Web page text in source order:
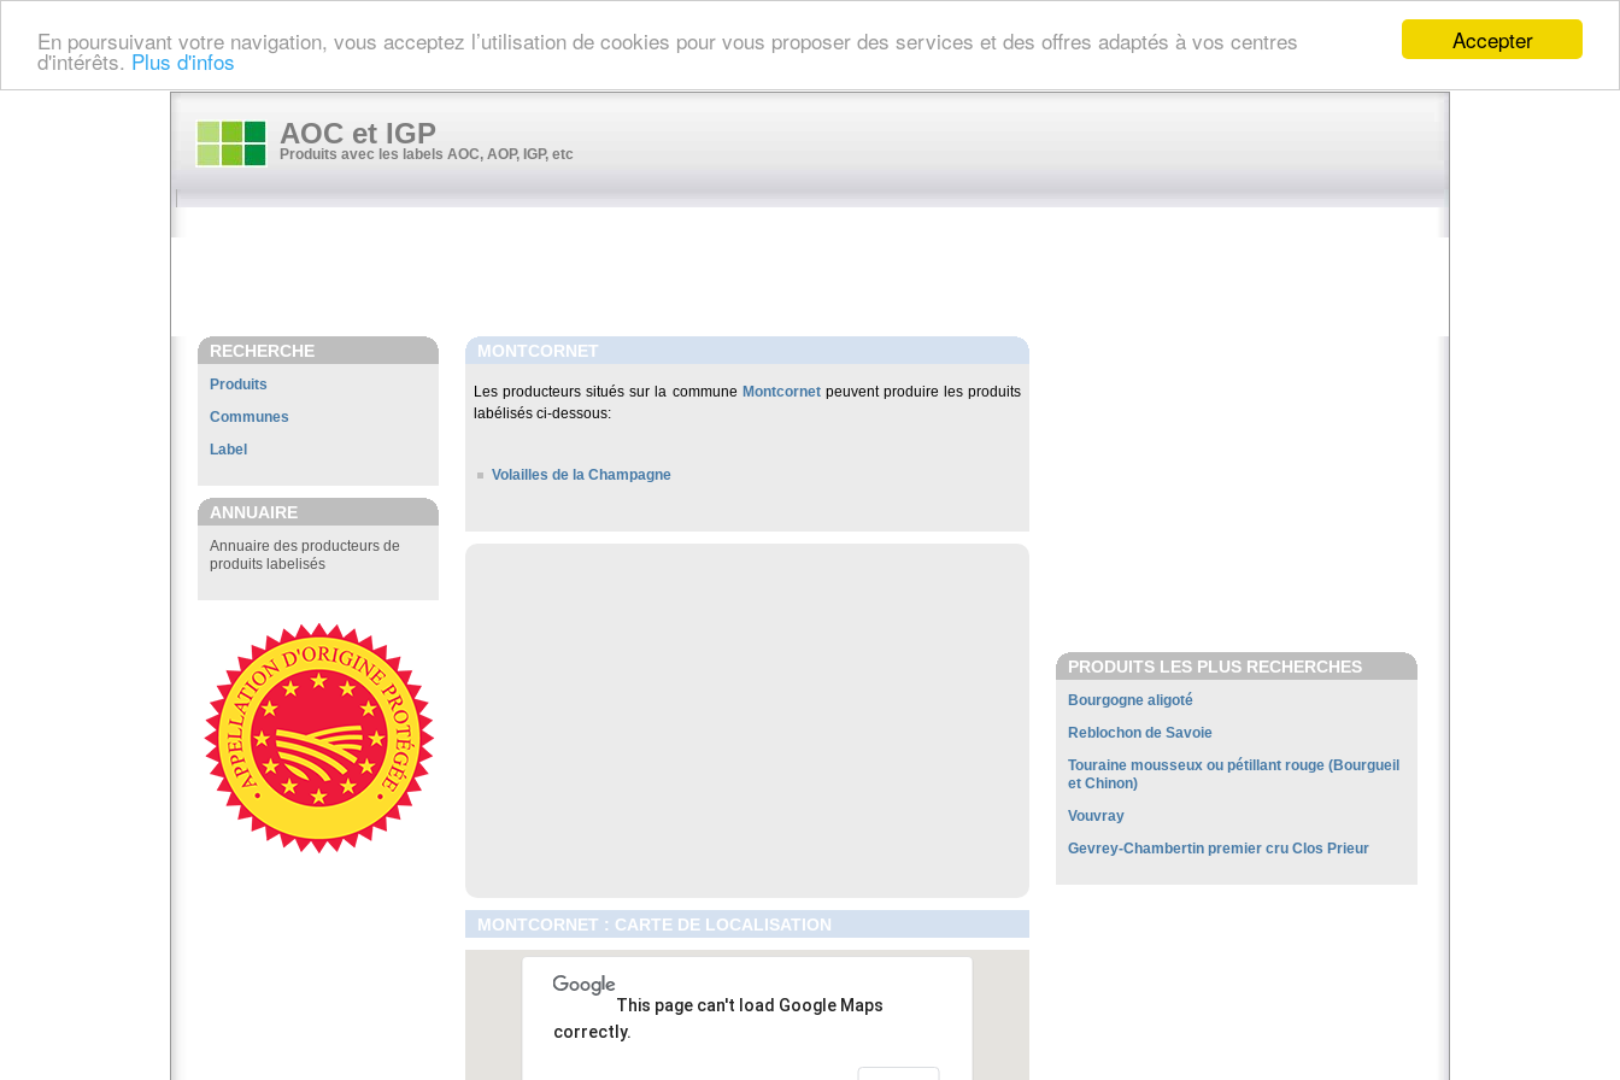
Accepter
En poursuivant votre navigation, vous acceptez l’utilisation de cookies pour vous proposer des services et des offres adaptés à vos centres
d'intérêts. Plus d'infos
AOC et IGP
Produits avec les labels AOC, AOP, IGP, etc
RECHERCHE
Produits
Communes
Label
ANNUAIRE
Annuaire des producteurs de
produits labelisés
MONTCORNET
Les producteurs situés sur la commune Montcornetpeuvent produire les produits
labélisés ci-dessous:
Volailles de la Champagne
MONTCORNET : CARTE DE LOCALISATION
This page can't load Google Maps
correctly.
PRODUITS LES PLUS RECHERCHES
Bourgogne aligoté
Reblochon de Savoie
Touraine mousseux ou pétillant rouge (Bourgueil
et Chinon)
Vouvray
Gevrey-Chambertin premier cru Clos Prieur